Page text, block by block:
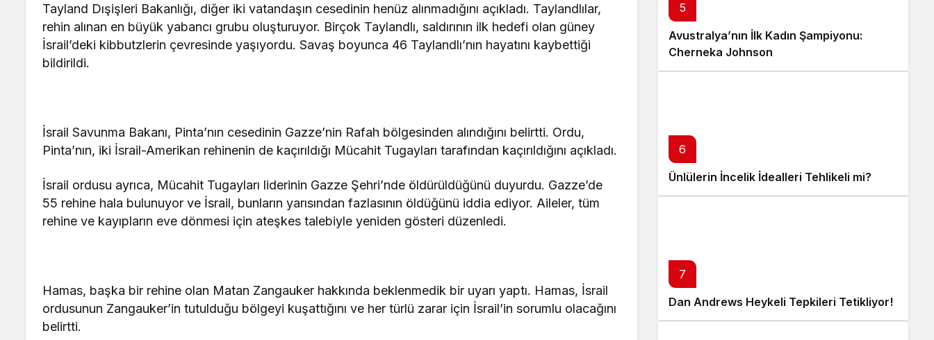
Tayland Dışişleri Bakanlığı, diğer iki vatandaşın cesedinin henüz alınmadığını açıkladı. Taylandlılar,
rehin alınan en büyük yabancı grubu oluşturuyor. Birçok Taylandlı, saldırının ilk hedefi olan güney
İsrail’deki kibbutzlerin çevresinde yaşıyordu. Savaş boyunca 46 Taylandlı’nın hayatını kaybettiği
bildirildi.
İsrail Savunma Bakanı, Pinta’nın cesedinin Gazze’nin Rafah bölgesinden alındığını belirtti. Ordu,
Pinta’nın, iki İsrail-Amerikan rehinenin de kaçırıldığı Mücahit Tugayları tarafından kaçırıldığını açıkladı.
İsrail ordusu ayrıca, Mücahit Tugayları liderinin Gazze Şehri’nde öldürüldüğünü duyurdu. Gazze’de
55 rehine hala bulunuyor ve İsrail, bunların yarısından fazlasının öldüğünü iddia ediyor. Aileler, tüm
rehine ve kayıpların eve dönmesi için ateşkes talebiyle yeniden gösteri düzenledi.
Hamas, başka bir rehine olan Matan Zangauker hakkında beklenmedik bir uyarı yaptı. Hamas, İsrail
ordusunun Zangauker’in tutulduğu bölgeyi kuşattığını ve her türlü zarar için İsrail’in sorumlu olacağını
belirtti.
5
Avustralya’nın İlk Kadın Şampiyonu:
Cherneka Johnson
6
Ünlülerin İncelik İdealleri Tehlikeli mi?
7
Dan Andrews Heykeli Tepkileri Tetikliyor!